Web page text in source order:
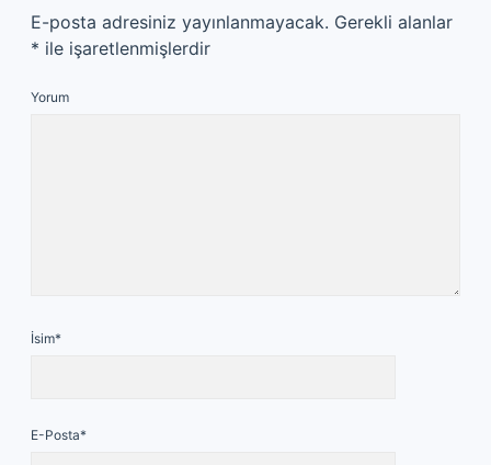
E-posta adresiniz yayınlanmayacak. Gerekli alanlar
* ile işaretlenmişlerdir
Yorum
İsim*
E-Posta*